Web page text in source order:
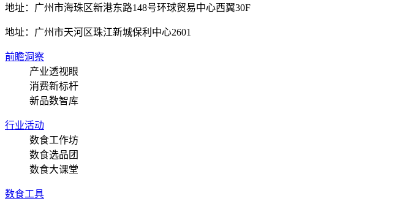
地址：广州市海珠区新港东路148号环球贸易中心西翼30F
地址： 广州市天河区珠江新城保利中心2601
前瞻洞察
产业透视眼
消费新标杆
新品数智库
行业活动
数食工作坊
数食选品团
数食大课堂
数食工具